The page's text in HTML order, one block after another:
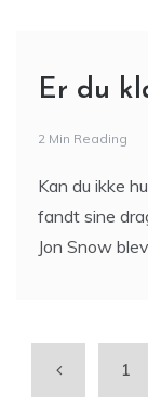
Er du
2 Min Reading
Kan du ikke
fandt sine
Jon Snow
1